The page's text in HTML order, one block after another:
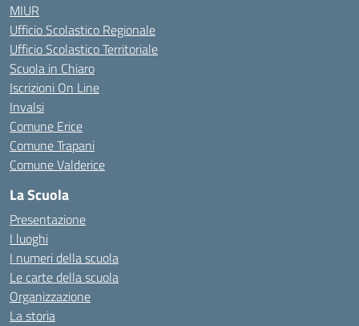
MIUR
Ufficio Scolastico Regionale
Ufficio Scolastico Territoriale
Scuola in Chiaro
Iscrizioni On Line
Invalsi
Comune Erice
Comune Trapani
Comune Valderice
La Scuola
Presentazione
I luoghi
I numeri della scuola
Le carte della scuola
Organizzazione
La storia